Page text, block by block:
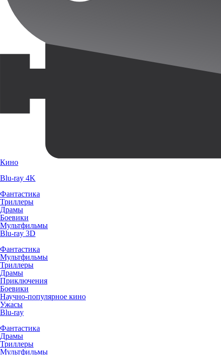
Кино
Blu-ray 4K
Фантастика
Триллеры
Драмы
Боевики
Мультфильмы
Blu-ray 3D
Фантастика
Мультфильмы
Триллеры
Драмы
Приключения
Боевики
Научно-популярное кино
Ужасы
Blu-ray
Фантастика
Драмы
Триллеры
Мультфильмы